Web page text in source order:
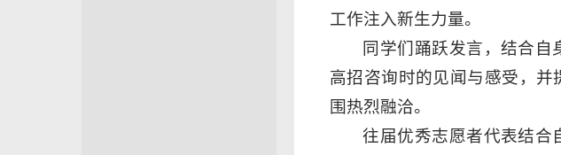
工作注入新生力量。
同学们踊跃发言，结合
高招咨询时的见闻与感受，
围热烈融洽。
往届优秀志愿者代表结合